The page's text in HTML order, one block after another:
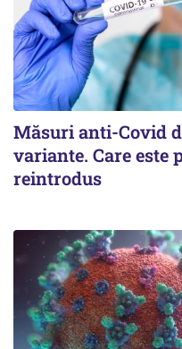
Măsuri anti-Covid
variante. Care este
reintrodus